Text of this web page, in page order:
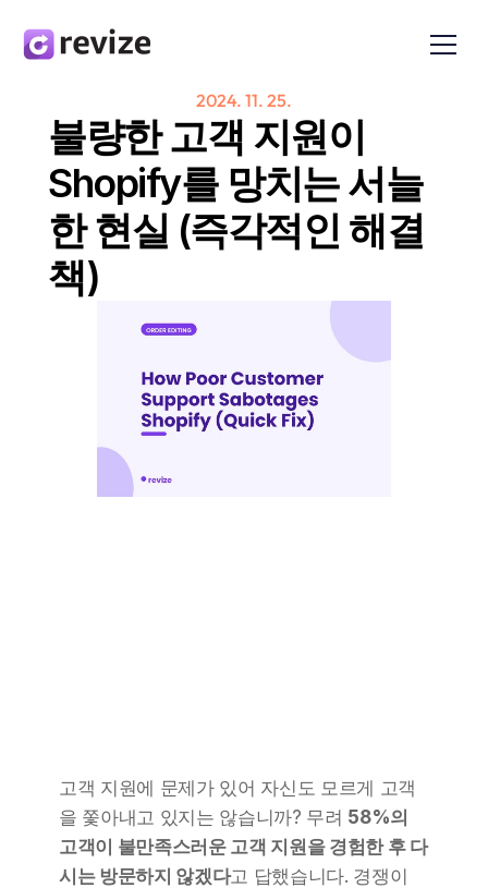
2024. 11. 25.
불량한 고객 지원이
Shopify를 망치는 서늘
한 현실 (즉각적인 해결
책)
고객 지원에 문제가 있어 자신도 모르게 고객
을 쫓아내고 있지는 않습니까? 무려 58%의
고객이 불만족스러운 고객 지원을 경험한 후 다
시는 방문하지 않겠다고 답했습니다. 경쟁이